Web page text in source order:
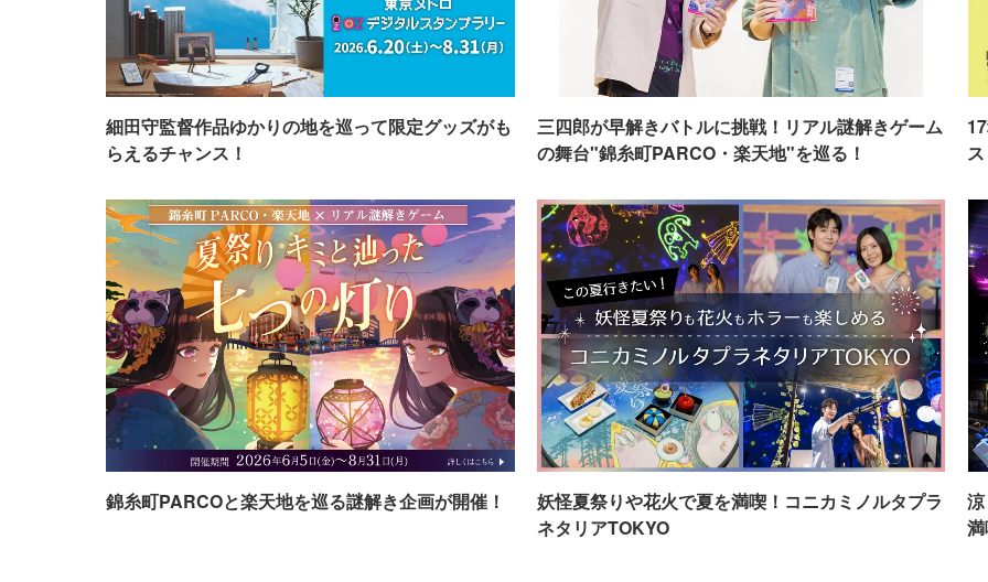
細田守監督作品ゆかりの地を巡って限定グッズがも
らえるチャンス！
三四郎が早解きバトルに挑戦！リアル謎解きゲーム
の舞台"錦糸町PARCO・楽天地"を巡る！
錦糸町PARCOと楽天地を巡る謎解き企画が開催！
妖怪夏祭りや花火で夏を満喫！コニカミノルタプラ
ネタリアTOKYO